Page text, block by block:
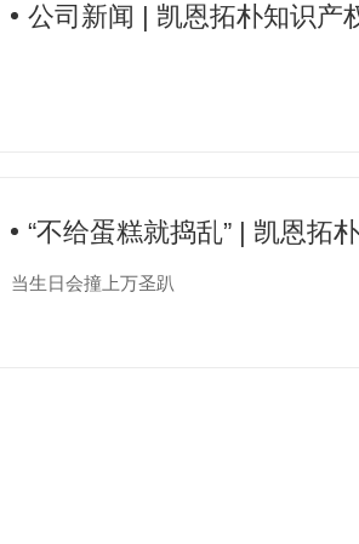
公司新闻 | 凯恩拓朴知识产
“不给蛋糕就捣乱” | 凯恩拓
当生日会撞上万圣趴